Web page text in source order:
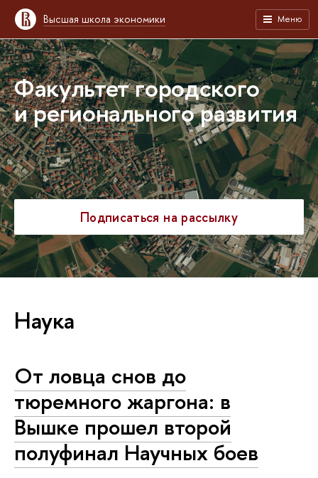
Высшая школа экономики Меню
Факультет городского
и регионального развития
Подписаться на рассылку
Наука
От ловца снов до
тюремного жаргона: в
Вышке прошел второй
полуфинал Научных боев